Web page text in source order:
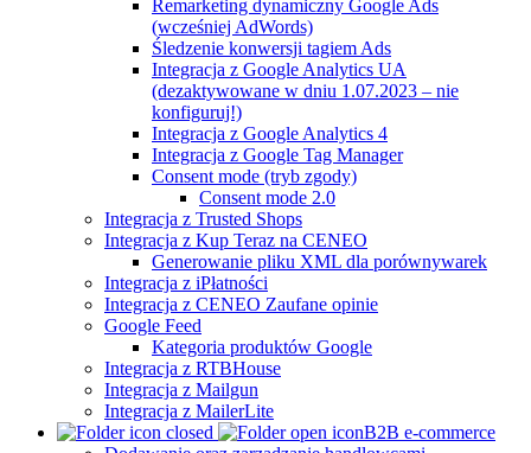
Remarketing dynamiczny Google Ads
(wcześniej AdWords)
Śledzenie konwersji tagiem Ads
Integracja z Google Analytics UA
(dezaktywowane w dniu 1.07.2023 – nie
konfiguruj!)
Integracja z Google Analytics 4
Integracja z Google Tag Manager
Consent mode (tryb zgody)
Consent mode 2.0
Integracja z Trusted Shops
Integracja z Kup Teraz na CENEO
Generowanie pliku XML dla porównywarek
Integracja z iPłatności
Integracja z CENEO Zaufane opinie
Google Feed
Kategoria produktów Google
Integracja z RTBHouse
Integracja z Mailgun
Integracja z MailerLite
B2B e-commerce